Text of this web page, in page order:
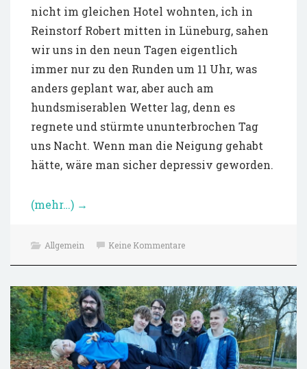
nicht im gleichen Hotel wohnten, ich in
Reinstorf Robert mitten in Lüneburg, sahen
wir uns in den neun Tagen eigentlich
immer nur zu den Runden um 11 Uhr, was
anders geplant war, aber auch am
hundsmiserablen Wetter lag, denn es
regnete und stürmte ununterbrochen Tag
uns Nacht. Wenn man die Neigung gehabt
hätte, wäre man sicher depressiv geworden.
(mehr…) →
Allgemein Keine Kommentare